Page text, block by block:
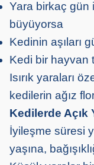
Yara birkaç gün
büyüyorsa
Kedinin aşıları
Kedi bir hayvan
Isırık yaraları
kedilerin ağız
Kedilerde Açık
İyileşme süresi
yaşına,